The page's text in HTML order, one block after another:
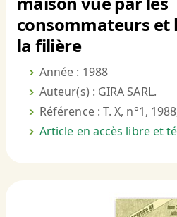
consommateurs et
la filière
Année : 1988
Auteur(s) : GIRA SARL.
Référence : T. X, n°1,
Article en accès libre et